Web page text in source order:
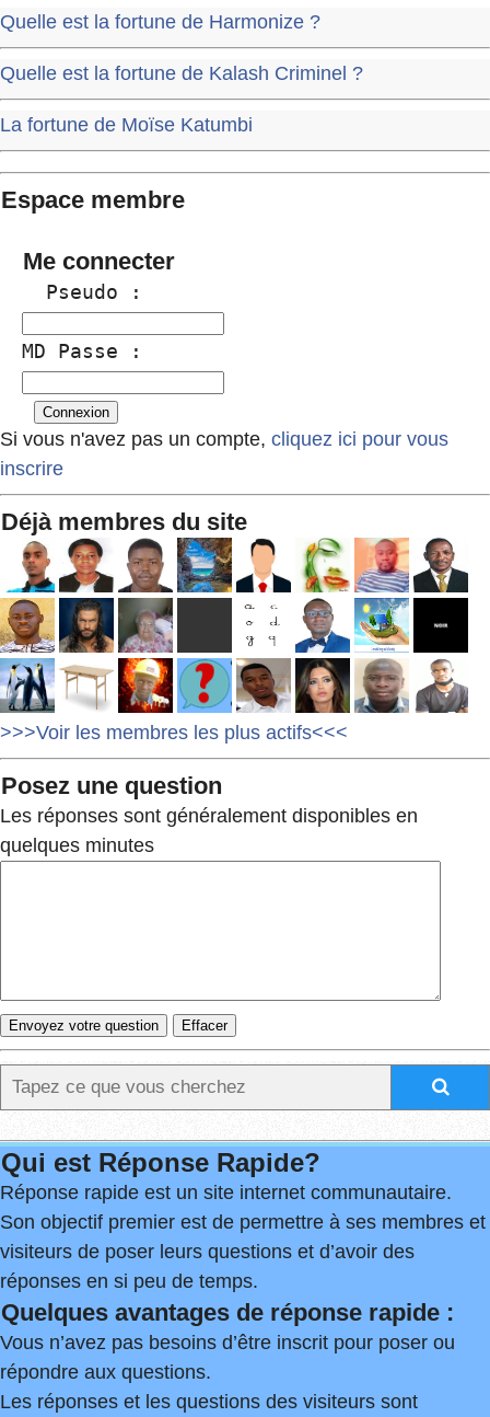
Quelle est la fortune de Harmonize ?
Quelle est la fortune de Kalash Criminel ?
La fortune de Moïse Katumbi
Espace membre
Me connecter
  Pseudo :
MD Passe :
Si vous n'avez pas un compte, cliquez ici pour vous
inscrire
Déjà membres du site
>>>Voir les membres les plus actifs<<<
Posez une question
Les réponses sont généralement disponibles en
quelques minutes
Qui est Réponse Rapide?
Réponse rapide est un site internet communautaire.
Son objectif premier est de permettre à ses membres et
visiteurs de poser leurs questions et d’avoir des
réponses en si peu de temps.
Quelques avantages de réponse rapide :
Vous n’avez pas besoins d’être inscrit pour poser ou
répondre aux questions.
Les réponses et les questions des visiteurs sont